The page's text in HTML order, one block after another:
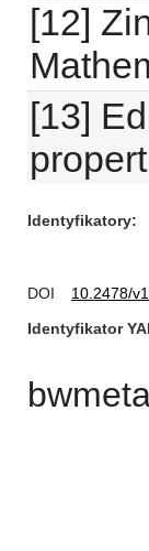
[12]
[13]
Identyfikatory
DOI
10.2478/
Identyfikator